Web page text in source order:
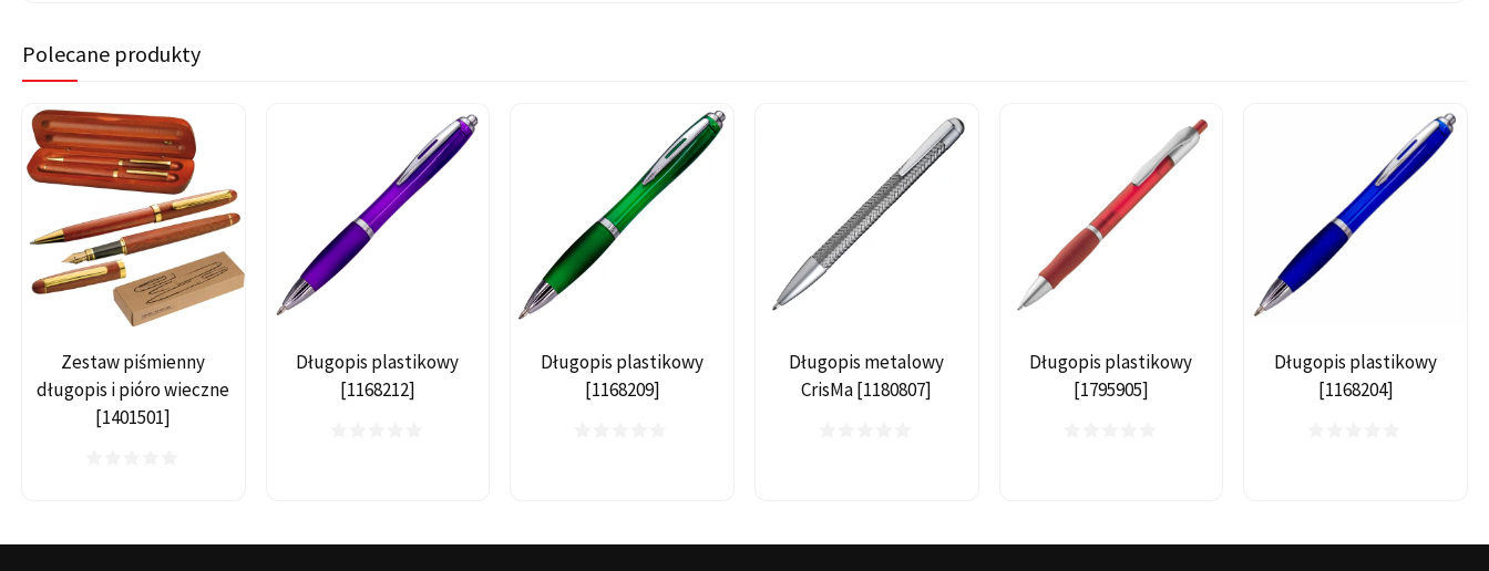
Polecane produkty
Zestaw piśmienny
długopis i pióro wieczne
[1401501]
Długopis plastikowy
[1168212]
Długopis plastikowy
[1168209]
Długopis metalowy
CrisMa [1180807]
Długopis plastikowy
[1795905]
Długopis plastikowy
[1168204]